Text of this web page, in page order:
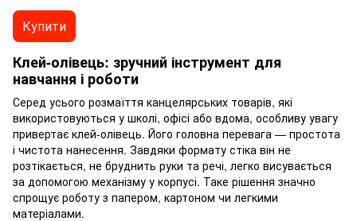
Купити
Клей-олівець: зручний інструмент для
навчання і роботи
Серед усього розмаїття канцелярських товарів, які
використовуються у школі, офісі або вдома, особливу увагу
привертає клей-олівець. Його головна перевага — простота
і чистота нанесення. Завдяки формату стіка він не
розтікається, не бруднить руки та речі, легко висувається
за допомогою механізму у корпусі. Таке рішення значно
спрощує роботу з папером, картоном чи легкими
матеріалами.